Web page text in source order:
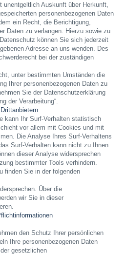
unentgeltlich Auskunft über Herkunft,
personenbezogenen Daten
ein Recht, die Berichtigung,
Daten zu verlangen. Hierzu sowie zu
können Sie sich jederzeit
Adresse an uns wenden. Des
bei der zuständigen
unter bestimmten Umständen die
Ihrer personenbezogenen Daten zu
Sie der Datenschutzerklärung
der Verarbeitung“.
kann Ihr Surf-Verhalten statistisch
vor allem mit Cookies und mit
Die Analyse Ihres Surf-Verhaltens
Surf-Verhalten kann nicht zu Ihnen
dieser Analyse widersprechen
bestimmter Tools verhindern.
finden Sie in der folgenden
Über die
wir Sie in dieser
den Schutz Ihrer persönlichen
Ihre personenbezogenen Daten
gesetzlichen